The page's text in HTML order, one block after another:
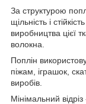
За структурою
щільність і
виробництва цієї
волокна.
Поплін
піжам, іграшок,
виробів.
Мінімальний